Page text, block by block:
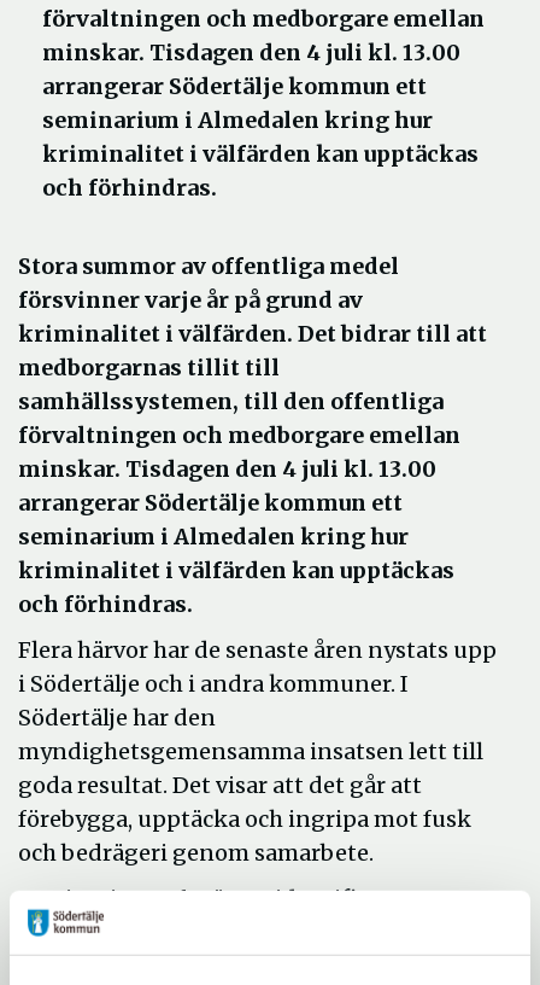
förvaltningen och medborgare emellan
minskar. Tisdagen den 4 juli kl. 13.00
arrangerar Södertälje kommun ett
seminarium i Almedalen kring hur
kriminalitet i välfärden kan upptäckas
och förhindras.
Stora summor av offentliga medel
försvinner varje år på grund av
kriminalitet i välfärden. Det bidrar till att
medborgarnas tillit till
samhällssystemen, till den offentliga
förvaltningen och medborgare emellan
minskar. Tisdagen den 4 juli kl. 13.00
arrangerar Södertälje kommun ett
seminarium i Almedalen kring hur
kriminalitet i välfärden kan upptäckas
och förhindras.
Flera härvor har de senaste åren nystats upp
i Södertälje och i andra kommuner. I
Södertälje har den
myndighetsgemensamma insatsen lett till
goda resultat. Det visar att det går att
förebygga, upptäcka och ingripa mot fusk
och bedrägeri genom samarbete.
Seminariets syfte är att identifiera
systemproblem och uppmärksamma